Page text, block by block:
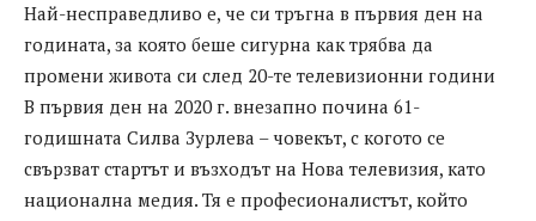
Най-несправедливо е, че си тръгна в първия ден на
годината, за която беше сигурна как трябва да
промени живота си след 20-те телевизионни години
В първия ден на 2020 г. внезапно почина 61-
годишната Силва Зурлева – човекът, с когото се
свързват стартът и възходът на Нова телевизия, като
национална медия. Тя е професионалистът, който